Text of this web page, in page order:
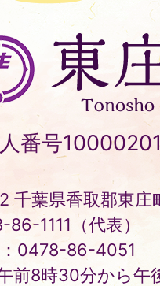
番号
千葉県香取郡東庄
1111（代表）
0478-86-4051
前8時30分から午